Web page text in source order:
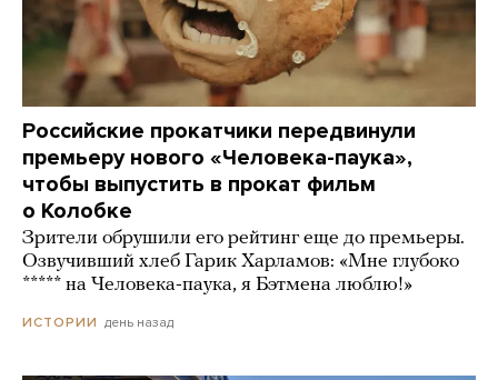
Российские прокатчики передвинули
премьеру нового «Человека-паука»,
чтобы выпустить в прокат фильм
о Колобке
Зрители обрушили его рейтинг еще до премьеры.
Озвучивший хлеб Гарик Харламов: «Мне глубоко
***** на Человека-паука, я Бэтмена люблю!»
ИСТОРИИ день назад